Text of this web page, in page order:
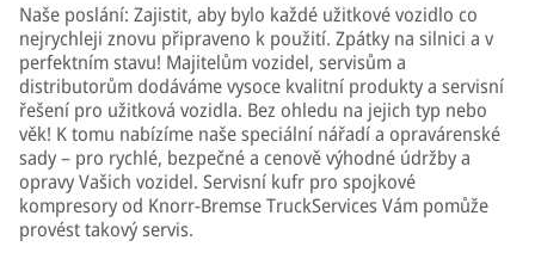
Naše poslání: Zajistit, aby bylo každé užitkové vozidlo co
nejrychleji znovu připraveno k použití. Zpátky na silnici a v
perfektním stavu! Majitelům vozidel, servisům a
distributorům dodáváme vysoce kvalitní produkty a servisní
řešení pro užitková vozidla. Bez ohledu na jejich typ nebo
věk! K tomu nabízíme naše speciální nářadí a opravárenské
sady – pro rychlé, bezpečné a cenově výhodné údržby a
opravy Vašich vozidel. Servisní kufr pro spojkové
kompresory od Knorr-Bremse TruckServices Vám pomůže
provést takový servis.